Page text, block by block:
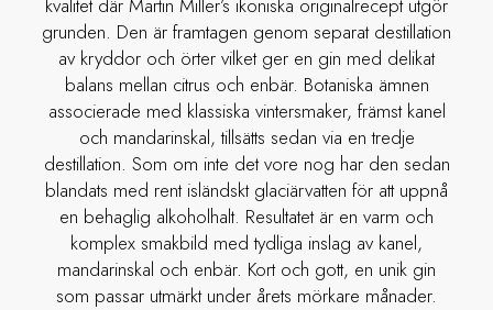
kvalitet där Martin Miller’s ikoniska originalrecept utgör
grunden. Den är framtagen genom separat destillation
av kryddor och örter vilket ger en gin med delikat
balans mellan citrus och enbär. Botaniska ämnen
associerade med klassiska vintersmaker, främst kanel
och mandarinskal, tillsätts sedan via en tredje
destillation. Som om inte det vore nog har den sedan
blandats med rent isländskt glaciärvatten för att uppnå
en behaglig alkoholhalt. Resultatet är en varm och
komplex smakbild med tydliga inslag av kanel,
mandarinskal och enbär. Kort och gott, en unik gin
som passar utmärkt under årets mörkare månader.